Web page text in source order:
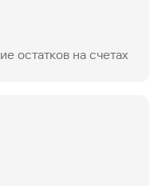
остатков на счетах